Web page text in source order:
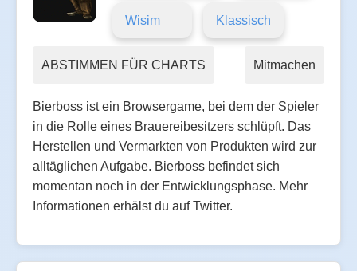
Wisim Klassisch
ABSTIMMEN FÜR CHARTS Mitmachen
Bierboss ist ein Browsergame, bei dem der Spieler
in die Rolle eines Brauereibesitzers schlüpft. Das
Herstellen und Vermarkten von Produkten wird zur
alltäglichen Aufgabe. Bierboss befindet sich
momentan noch in der Entwicklungsphase. Mehr
Informationen erhälst du auf Twitter.